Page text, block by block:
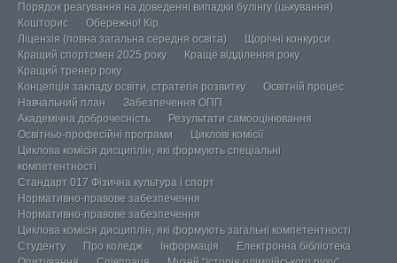
Порядок реагування на доведенні випадки булінгу (цькування)
Кошторис
Обережно! Кір.
Ліцензія (повна загальна середня освіта)
Щорічні конкурси
Кращий спортсмен 2025 року
Краще відділення року
Кращий тренер року
Концепція закладу освіти, стратегія розвитку
Освітній процес
Навчальний план
Забезпечення ОПП
Академічна доброчесність
Результати самооцінювання
Освітньо-професійні програми
Циклові комісії
Циклова комісія дисциплін, які формують спеціальні
компетентності
Стандарт 017 Фізична культура і спорт
Нормативно-правове забезпечення
Нормативно-правове забезпечення
Циклова комісія дисциплін, які формують загальні компетентності
Студенту
Про коледж Інформація
Електронна бібліотека